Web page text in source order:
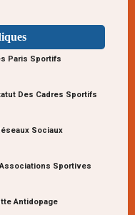
Paris Sportifs
Des Cadres Sportifs
Sociaux
Sportives
Antidopage